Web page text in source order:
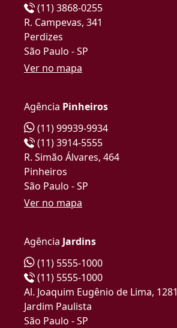
(11) 3868-0255
R. Campevas, 341
Perdizes
São Paulo - SP
Ver no mapa
Agência Pinheiros
(11) 99939-9934
(11) 3914-5555
R. Simão Álvares, 464
Pinheiros
São Paulo - SP
Ver no mapa
Agência Jardins
(11) 5555-1000
(11) 5555-1000
Al. Joaquim Eugênio de Lima, 1281
Jardim Paulista
São Paulo - SP